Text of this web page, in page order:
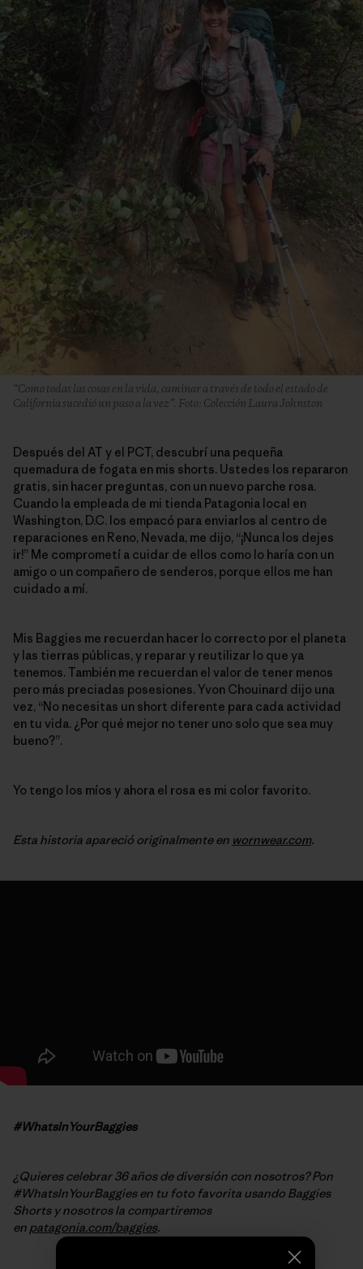
“Como todas las cosas en la vida, caminar a través de todo el estado de
California sucedió un paso a la vez”. Foto: Colección Laura Johnston
Después del AT y el PCT, descubrí una pequeña
quemadura de fogata en mis shorts. Ustedes los repararon
gratis, sin hacer preguntas, con un nuevo parche rosa.
Cuando la empleada de mi tienda Patagonia local en
Washington, D.C. los empacó para enviarlos al centro de
reparaciones en Reno, Nevada, me dijo, “¡Nunca los dejes
ir!” Me comprometí a cuidar de ellos como lo haría con un
amigo o un compañero de senderos, porque ellos me han
cuidado a mí.
Mis Baggies me recuerdan hacer lo correcto por el planeta
y las tierras públicas, y reparar y reutilizar lo que ya
tenemos. También me recuerdan el valor de tener menos
pero más preciadas posesiones. Yvon Chouinard dijo una
vez, “No necesitas un short diferente para cada actividad
en tu vida. ¿Por qué mejor no tener uno solo que sea muy
bueno?”.
Yo tengo los míos y ahora el rosa es mi color favorito.
Esta historia apareció originalmente en wornwear.com.
#WhatsInYourBaggies
¿Quieres celebrar 36 años de diversión con nosotros? Pon
#WhatsInYourBaggies en tu foto favorita usando Baggies
Shorts y nosotros la compartiremos
en patagonia.com/baggies.